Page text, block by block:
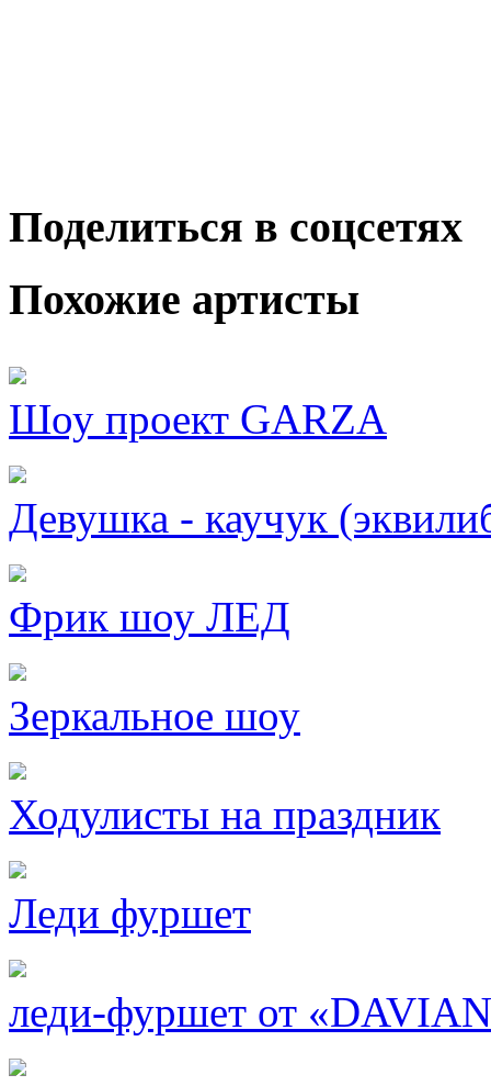
Поделиться в соцсетях
Похожие артисты
Шоу проект GARZA
Девушка - каучук
Фрик шоу ЛЕД
Зеркальное шоу
Ходулисты на праздник
Леди фуршет
леди-фуршет от